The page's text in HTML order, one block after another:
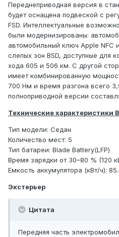
Переднеприводная версия в
будет оснащена подвеской с
FSD. Интеллектуальные
были модернизированы:
автомобильный ключ Apple NFC
слепых зон BSD, доступные для
хода 605 и 506 км. С другой
имеет комбинированную
700 Нм и время разгона всего
полноприводной версии
Технические характеристики
Тип модели: Седан
Количество мест: 5
Тип батареи: Blade Battery(LFP)
Время зарядки от 30–80 % (120
Емкость аккумулятора (кВт/ч):
Экстерьер
Цитата
Передняя часть